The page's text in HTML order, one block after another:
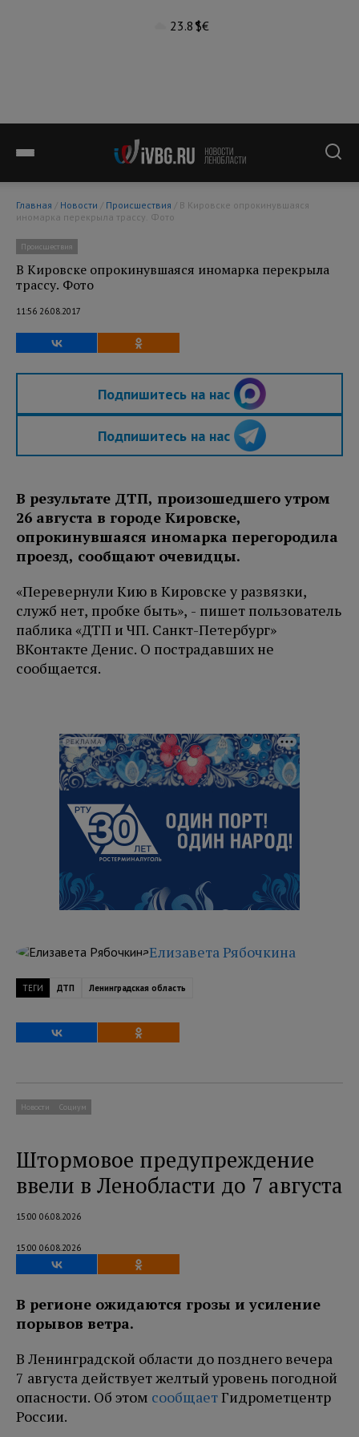
23.8°$€
Главная / Новости / Происшествия
иномарка перекрыла трассу. Фото
Происшествия
В Кировске опрокинувшаяся иномарка перекрыла
трассу. Фото
11:56 26.08.2017
Подпишитесь на нас
Подпишитесь на нас
В результате ДТП, произошедшего утром
26 августа в городе Кировске,
опрокинувшаяся иномарка перегородила
проезд, сообщают очевидцы.
«Перевернули Кию в Кировске у развязки,
служб нет, пробке быть», - пишет пользователь
паблика «ДТП и ЧП. Санкт-Петербург»
ВКонтакте Денис. О пострадавших не
сообщается.
РЕКЛАМА
Елизавета Рябочкина
ТЕГИ ДТП Ленинградская область
Новости Социум
Штормовое предупреждение
ввели в Ленобласти до 7 августа
15:00 06.08.2026
15:00 06.08.2026
В регионе ожидаются грозы и усиление
порывов ветра.
В Ленинградской области до позднего вечера
7 августа действует желтый уровень погодной
опасности. Об этом сообщаетГидрометцентр
России.